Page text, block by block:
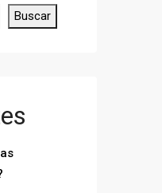
Buscar